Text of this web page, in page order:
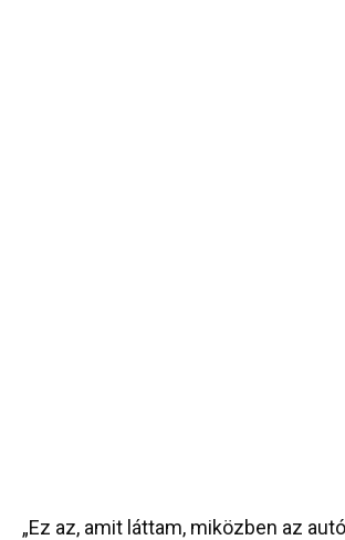
„Ez az, amit láttam, miközben az